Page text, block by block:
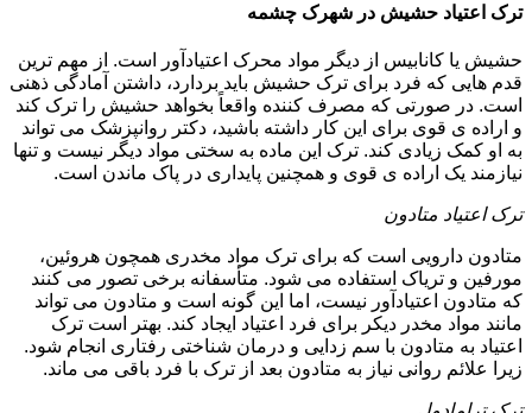
ترک اعتیاد حشیش در شهرک چشمه
حشیش یا کانابیس از دیگر مواد محرک اعتیادآور است. از مهم ترین
قدم هایی که فرد برای ترک حشیش باید بردارد، داشتن آمادگی ذهنی
است. در صورتی که مصرف کننده واقعاً بخواهد حشیش را ترک کند
و اراده ی قوی برای این کار داشته باشید، دکتر روانپزشک می تواند
به او کمک زیادی کند. ترک این ماده به سختی مواد دیگر نیست و تنها
نیازمند یک اراده ی قوی و همچنین پایداری در پاک ماندن است.
ترک اعتیاد متادون
متادون دارویی است که برای ترک مواد مخدری همچون هروئین،
مورفین و تریاک استفاده می شود. متأسفانه برخی تصور می کنند
که متادون اعتیادآور نیست، اما این گونه است و متادون می تواند
مانند مواد مخدر دیکر برای فرد اعتیاد ایجاد کند. بهتر است ترک
اعتیاد به متادون با سم زدایی و درمان شناختی رفتاری انجام شود.
زیرا علائم روانی نیاز به متادون بعد از ترک با فرد باقی می ماند.